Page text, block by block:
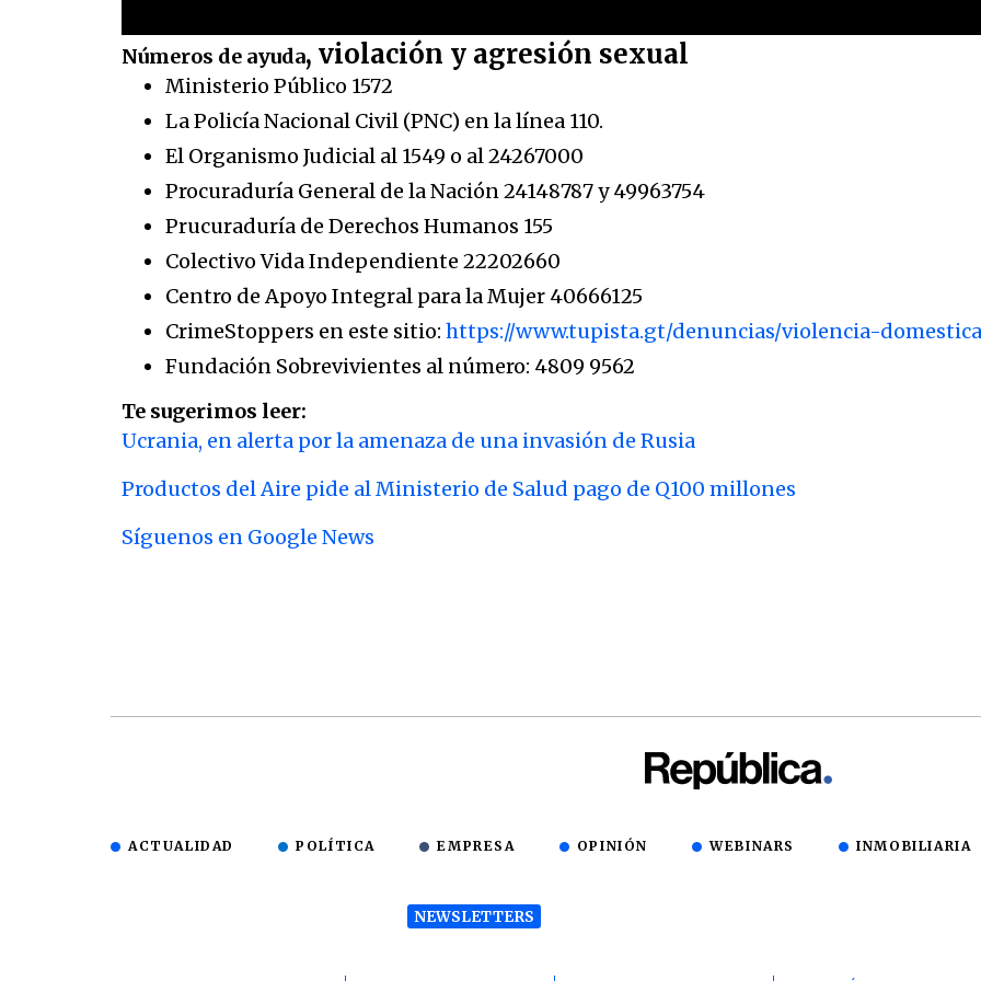
Números de ayuda, violación y agresión sexual
Ministerio Público 1572
La Policía Nacional Civil (PNC) en la línea 110.
El Organismo Judicial al 1549 o al 24267000
Procuraduría General de la Nación 24148787 y 49963754
Prucuraduría de Derechos Humanos 155
Colectivo Vida Independiente 22202660
Centro de Apoyo Integral para la Mujer 40666125
CrimeStoppers en este sitio: https://www.tupista.gt/denuncias/violencia-
Fundación Sobrevivientes al número: 4809 9562
Te sugerimos leer:
Ucrania, en alerta por la amenaza de una invasión de Rusia
Productos del Aire pide al Ministerio de Salud pago de Q100 millones
Síguenos en Google News
ACTUALIDAD POLÍTICA EMPRESA OPINIÓN WEBINARS INMOBILIARIA
NEWSLETTERS